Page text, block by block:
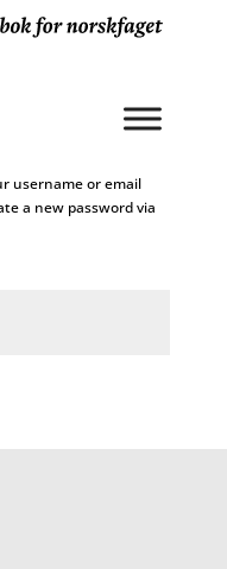
username or email
a new password via